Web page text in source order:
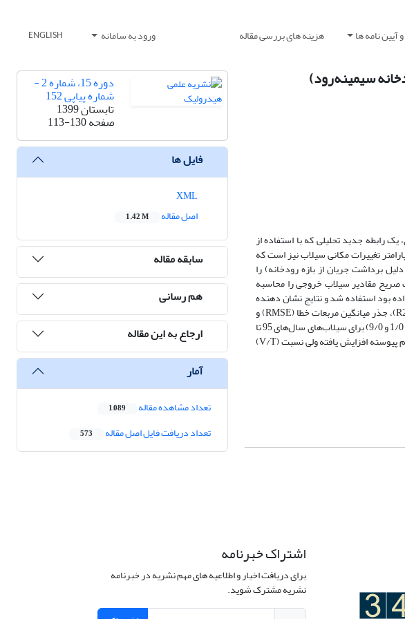
آیین نامه ها هزینه های بررسی مقاله ورود به سامانه ENGLISH
سیمینه‌رود)
رابطه جدید تحلیلی که با استفاده از
تغییرات مکانی سیلاب نیز است که
برداشت جریان از بازه رودخانه) را
مقادیر سیلاب خروجی را محاسبه
در سال‌های 95، 96، 97 و 98 در رودخانه سیمینه‌رود رخ داده‌ بود استفاده شد و نتایج نشان دهنده
شبیه‌سازی مطلوب موج سیلاب در این بازه‌ها توسط مدل بود. نکوئی برازش شبیه‌سازی مدل با محاسبه پارامتر‌های آماری ضریب تبیین (R2)، جذر میانگین مربعات خطا (RMSE) و
شاخص نش-ساتکلیف (DC) به ترتیب به صورت سری‌های سه‌تائی (86/0، 07/0 و 95/0)، (82/0، 11/0 و 8/0)، (97/0، 07/0 و 94/0) و (93/0، 1/0 و 9/0) برای سیلاب‌های سال‌های 95 تا
98 به اثبات رسید. همچنین مشاهده شد که در حالت کلی با افزایش طول بازه رودخانه، مقدار مجموع زمان ایستائی سیلاب در مخازن به هم پیوسته افزایش یافته ولی نسبت (V/T)
دوره 15، شماره 2 -
شماره پیاپی 152
تابستان 1399
صفحه113-130
فایل ها
اصل مقاله
1.42 M
سابقه مقاله
هم رسانی
ارجاع به این مقاله
آمار
تعداد مشاهده مقاله 1,089
تعداد دریافت فایل اصل مقاله 573
اشتراک خبرنامه
برای دریافت اخبار و اطلاعیه های مهم نشریه در خبرنامه
نشریه مشترک شوید.